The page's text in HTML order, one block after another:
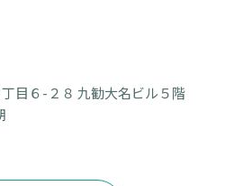
目６-２８ 九勧大名ビル５階